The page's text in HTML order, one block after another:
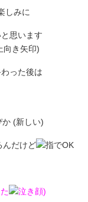
しみに
思います
った後は
んだけど
)